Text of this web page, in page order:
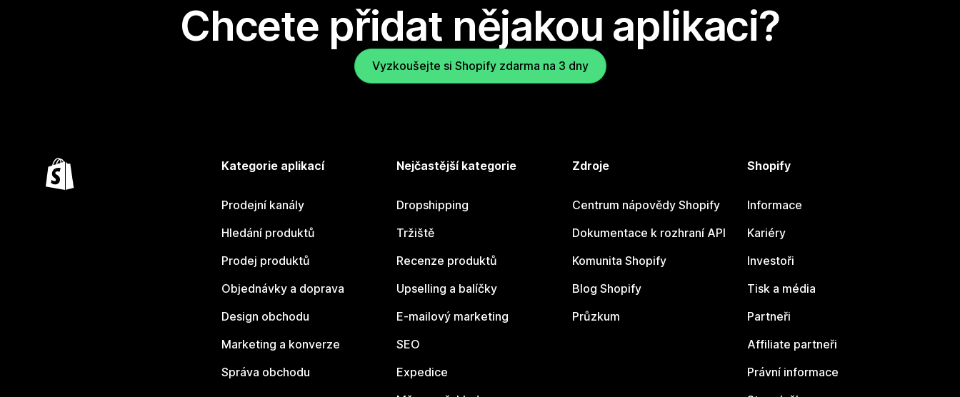
Chcete přidat nějakou aplikaci?
Vyzkoušejte si Shopify zdarma na 3 dny
Kategorie aplikací
Prodejní kanály
Hledání produktů
Prodej produktů
Objednávky a doprava
Design obchodu
Marketing a konverze
Správa obchodu
Nejčastější kategorie
Dropshipping
Tržiště
Recenze produktů
Upselling a balíčky
E-mailový marketing
SEO
Expedice
Zdroje
Centrum nápovědy Shopify
Dokumentace k rozhraní API
Komunita Shopify
Blog Shopify
Průzkum
Shopify
Informace
Kariéry
Investoři
Tisk a média
Partneři
Affiliate partneři
Právní informace